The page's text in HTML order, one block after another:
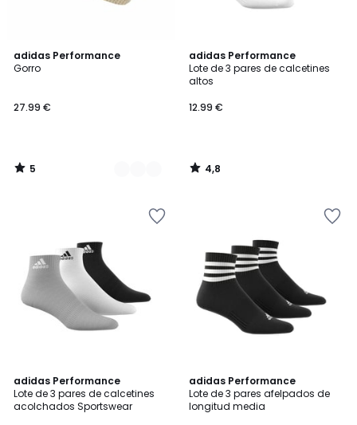
adidas Performance
Gorro
27.99 €
5
/
2
Colores
5
/
adidas Performance
Lote de 3 pares de calcetines
altos
12.99 €
4,8
/ 5
4,8
/
adidas Performance
Lote de 3 pares de calcetines
acolchados Sportswear
4,9
/ 5
adidas Performance
Lote de 3 pares afelpados de
longitud media
4,8
/ 5